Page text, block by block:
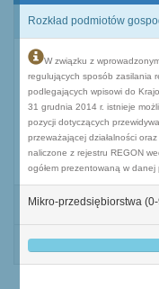
Rozkład podmiotów
W związku z
regulujących sposób zasilania
podlegających wpisowi do
31 grudnia 2014 r. istnieje
pozycji dotyczących
przeważającej działalności
naliczone z rejestru REGON
ogółem prezentowaną w danej
Mikro-przedsiębiorstwa